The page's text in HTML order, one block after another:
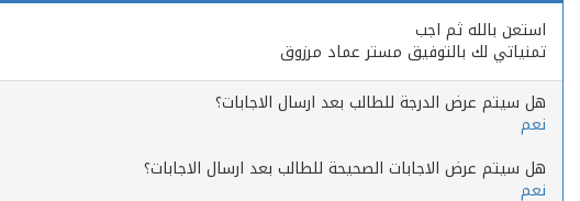
استعن بالله ثم اجب
تمنياتي لك بالتوفيق مستر عماد مرزوق
هل سيتم عرض الدرجة للطالب بعد ارسال الاجابات؟
نعم
هل سيتم عرض الاجابات الصحيحة للطالب بعد ارسال الاجابات؟
نعم